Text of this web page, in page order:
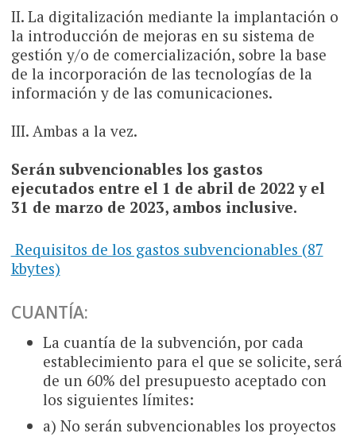
II. La digitalización mediante la implantación o
la introducción de mejoras en su sistema de
gestión y/o de comercialización, sobre la base
de la incorporación de las tecnologías de la
información y de las comunicaciones.
III. Ambas a la vez.
Serán subvencionables los gastos
ejecutados entre el 1 de abril de 2022 y el
31 de marzo de 2023, ambos inclusive.
Requisitos de los gastos subvencionables (87
kbytes)
CUANTÍA:
La cuantía de la subvención, por cada
establecimiento para el que se solicite, será
de un 60% del presupuesto aceptado con
los siguientes límites:
a) No serán subvencionables los proyectos